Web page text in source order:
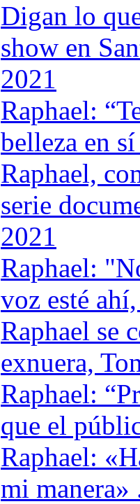
Digan lo
show en
2021
Raphael:
belleza en
Raphael,
serie
2021
Raphael:
voz esté
Raphael se
exnuera,
Raphael:
que el
Raphael:
mi manera»